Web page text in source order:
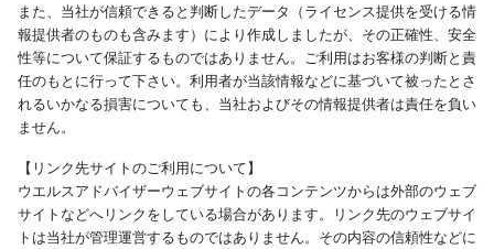
また、当社が信頼できると判断したデータ（ライセンス提供を受ける情
報提供者のものも含みます）により作成しましたが、その正確性、安全
性等について保証するものではありません。ご利用はお客様の判断と責
任のもとに行って下さい。利用者が当該情報などに基づいて被ったとさ
れるいかなる損害についても、当社およびその情報提供者は責任を負い
ません。
【リンク先サイトのご利用について】
ウエルスアドバイザーウェブサイトの各コンテンツからは外部のウェブ
サイトなどへリンクをしている場合があります。リンク先のウェブサイ
トは当社が管理運営するものではありません。その内容の信頼性などに